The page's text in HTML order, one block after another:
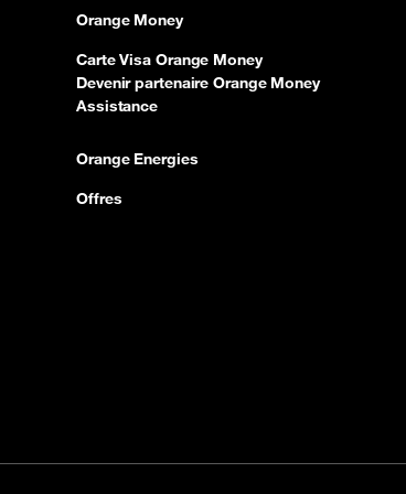
Orange Money
Carte Visa Orange Money
Devenir partenaire Orange Money
Assistance
Orange Energies
Offres